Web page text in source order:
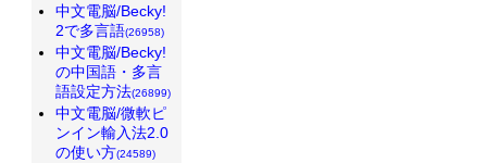
中文電脳/Becky!
2で多言語(26958)
中文電脳/Becky!
の中国語・多言
語設定方法(26899)
中文電脳/微軟ピ
ンイン輸入法2.0
の使い方(24589)